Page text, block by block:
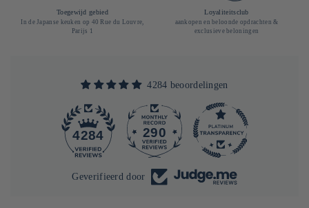
Toegewijd gebied
In de Japanse keuken op 40 Rue du Louvre,
Parijs 1
Loyaliteitsclub
aankopen en beloonde opdrachten &
exclusieve beloningen
4284 beoordelingen
4284 290
Geverifieerd door